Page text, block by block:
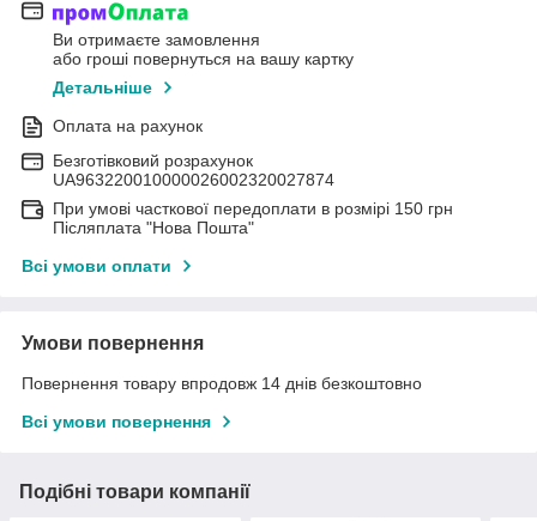
Ви отримаєте замовлення
або гроші повернуться на вашу картку
Детальніше
Оплата на рахунок
Безготівковий розрахунок
UA963220010000026002320027874
При умові часткової передоплати в розмірі 150 грн
Післяплата "Нова Пошта"
Всі умови оплати
Умови повернення
Повернення товару впродовж 14 днів безкоштовно
Всі умови повернення
Подібні товари компанії